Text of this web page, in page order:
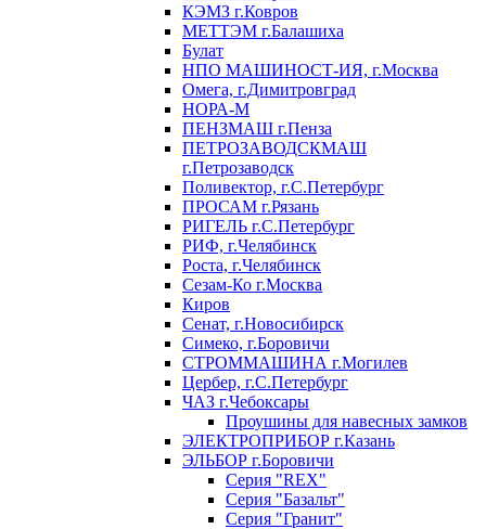
КЭМЗ г.Ковров
МЕТТЭМ г.Балашиха
Булат
НПО МАШИНОСТ-ИЯ, г.Москва
Омега, г.Димитровград
НОРА-М
ПЕНЗМАШ г.Пенза
ПЕТРОЗАВОДСКМАШ
г.Петрозаводск
Поливектор, г.С.Петербург
ПРОСАМ г.Рязань
РИГЕЛЬ г.С.Петербург
РИФ, г.Челябинск
Роста, г.Челябинск
Сезам-Ко г.Москва
Киров
Сенат, г.Новосибирск
Симеко, г.Боровичи
СТРОММАШИНА г.Могилев
Цербер, г.С.Петербург
ЧАЗ г.Чебоксары
Проушины для навесных замков
ЭЛЕКТРОПРИБОР г.Казань
ЭЛЬБОР г.Боровичи
Серия "REX"
Серия "Базальт"
Серия "Гранит"